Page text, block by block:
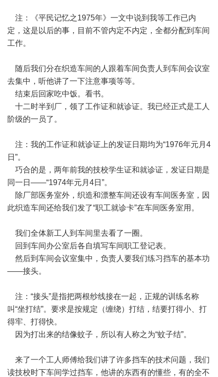
注：《平民记忆之1975年》一文中说到我等工作已内
定，这是以后的事，目前不管内定不内定，全都分配到车间
工作。
随后我们分在织造车间的人跟着车间负责人到车间会议室
去集中，听他讲了一下注意事项等等。
结束后回家吃中饭。看书。
十二时半到厂，领了工作证和就诊证。我已经正式是工人
阶级的一员了。
注：我的工作证和就诊证上的发证日期均为“1976年元月4
日”。
巧合的是，两年前我的技校学生证和就诊证，发证日期是
同一日——“1974年元月4日”。
除厂部医务室外，织造和漂整车间还设有车间医务室，因
此织造车间还给我们发了“职工就诊卡”在车间医务室用。
我们全体新工人到车间里去看了一圈。
回到车间办公室后各自填写车间职工登记表。
然后到车间会议室集中，负责人要我们练习挡车的基本功
——接头。
注：“接头”是指把两根纱线接在一起，正规的训练名称
叫“坐打结”。要求是按规定（缠绕）打结，结要打得小、打
得牢、打得快。
因为打出来的结像蚊子，所以有人称之为“蚊子结”。
来了一个工人师傅给我们讲了许多挡车的技术问题，我们
读技校时下车间学过挡车，他讲的东西有的懂些，有的全不